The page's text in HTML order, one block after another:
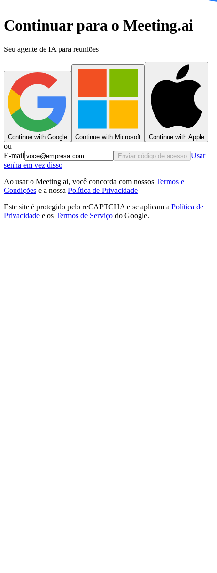
Continuar para o Meeting.ai
Seu agente de IA para reuniões
Continue with Google Continue with Microsoft Continue with Apple
ou
E-mail
Enviar código de acesso Usar
senha em vez disso
Ao usar o Meeting.ai, você concorda com nossos Termos e
Condições e a nossa Política de Privacidade
Este site é protegido pelo reCAPTCHA e se aplicam a Política de
Privacidade e os Termos de Serviço do Google.